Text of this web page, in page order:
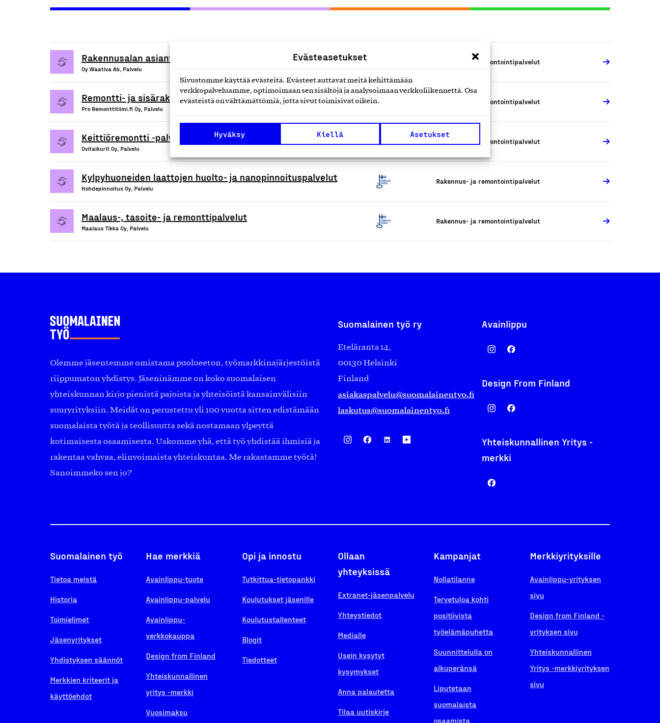
Evästeasetukset
Sivustomme käyttää evästeitä. Evästeet auttavat meitä kehittämään
verkkopalveluamme, optimoimaan sen sisältöjä ja analysoimaan verkkoliikennettä. Osa
evästeistä on välttämättömiä, jotta sivut toimisivat oikein.
Hyväksy Kiellä Asetukset
Rakennusalan asiantuntijapalvelut
Oy Waativa Ab, Palvelu
Rakennus- ja remontointipalvelut
Remontti- ja sisärakennuspalvelut
Pro Remonttitiimi.fi Oy, Palvelu
Rakennus- ja remontointipalvelut
Keittiöremontti -palvelu
Ovitaikurit Oy, Palvelu
Rakennus- ja remontointipalvelut
Kylpyhuoneiden laattojen huolto- ja nanopinnoituspalvelut
Hohdepinnoitus Oy, Palvelu
Rakennus- ja remontointipalvelut
Maalaus-, tasoite- ja remonttipalvelut
Maalaus Tikka Oy, Palvelu
Rakennus- ja remontointipalvelut
Olemme jäsentemme omistama puolueeton, työmarkkinajärjestöistä
riippumaton yhdistys. Jäseninämme on koko suomalaisen
yhteiskunnan kirjo pienistä pajoista ja yhteisöistä kansainvälisiin
suuryrityksiin. Meidät on perustettu yli 100 vuotta sitten edistämään
suomalaista työtä ja teollisuutta sekä nostamaan ylpeyttä
kotimaisesta osaamisesta. Uskomme yhä, että työ yhdistää ihmisiä ja
rakentaa vahvaa, elinvoimaista yhteiskuntaa. Me rakastamme työtä!
Sanoimmeko sen jo?
Suomalainen työ ry
Eteläranta 14,
00130 Helsinki
Finland
asiakaspalvelu@suomalainentyo.fi
laskutus@suomalainentyo.fi
Avainlippu
Design From Finland
Yhteiskunnallinen Yritys -
merkki
Suomalainen työ
Tietoa meistä
Historia
Toimielimet
Jäsenyritykset
Yhdistyksen säännöt
Merkkien kriteerit ja
käyttöehdot
Hae merkkiä
Avainlippu-tuote
Avainlippu-palvelu
Avainlippu-
verkkokauppa
Design from Finland
Yhteiskunnallinen
yritys -merkki
Vuosimaksu
Opi ja innostu
Tutkittua-tietopankki
Koulutukset jäsenille
Koulutustallenteet
Blogit
Tiedotteet
Ollaan
yhteyksissä
Extranet-jäsenpalvelu
Yhteystiedot
Medialle
Usein kysytyt
kysymykset
Anna palautetta
Tilaa uutiskirje
Kampanjat
Nollatilanne
Tervetuloa kohti
positiivista
työelämäpuhetta
Suunnittelulla on
alkuperänsä
Liputetaan
suomalaista
osaamista
Merkkiyrityksille
Avainlippu-yrityksen
sivu
Design from Finland -
yrityksen sivu
Yhteiskunnallinen
Yritys -merkkiyrityksen
sivu